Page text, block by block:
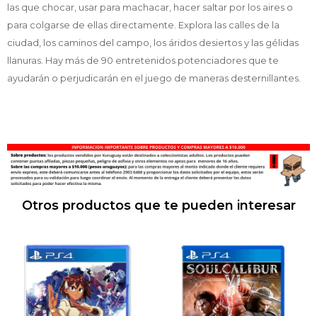
las que chocar, usar para machacar, hacer saltar por los aires o
para colgarse de ellas directamente. Explora las calles de la
ciudad, los caminos del campo, los áridos desiertos y las gélidas
llanuras. Hay más de 90 entretenidos potenciadores que te
ayudarán o perjudicarán en el juego de maneras desternillantes.
Otros productos que te pueden interesar